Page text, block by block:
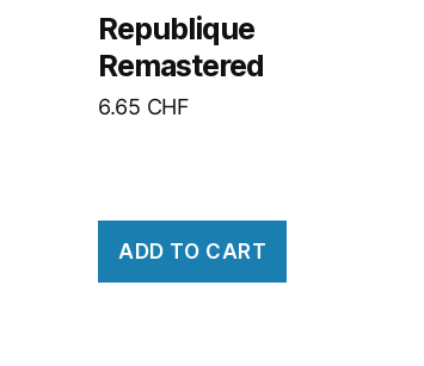
Republique
Remastered
6.65 CHF
ADD TO CART